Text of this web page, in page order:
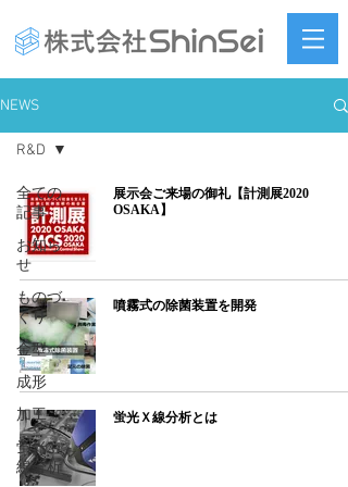
NEWS
全ての
記事
お知ら
せ
ものづ
くり
金型
成形
加工
蛍光X
線分析
R&D
展示会ご来場の御礼【計測展2020
OSAKA】
噴霧式の除菌装置を開発
蛍光Ｘ線分析とは